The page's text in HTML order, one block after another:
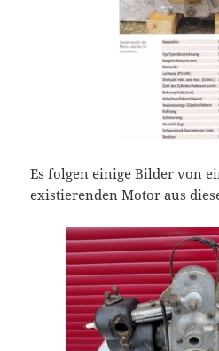
Es folgen einige Bilder von
existierenden Motor aus